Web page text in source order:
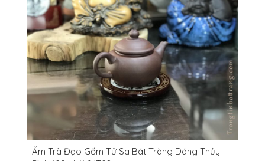
Ấm Trà Đạo Gốm Tử Sa Bát Tràng Dáng Thủy